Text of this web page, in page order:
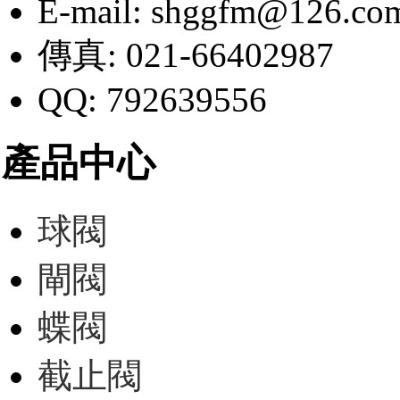
E-mail:
傳真: 021-66402987
QQ: 792639556
產品中心
球閥
閘閥
蝶閥
截止閥